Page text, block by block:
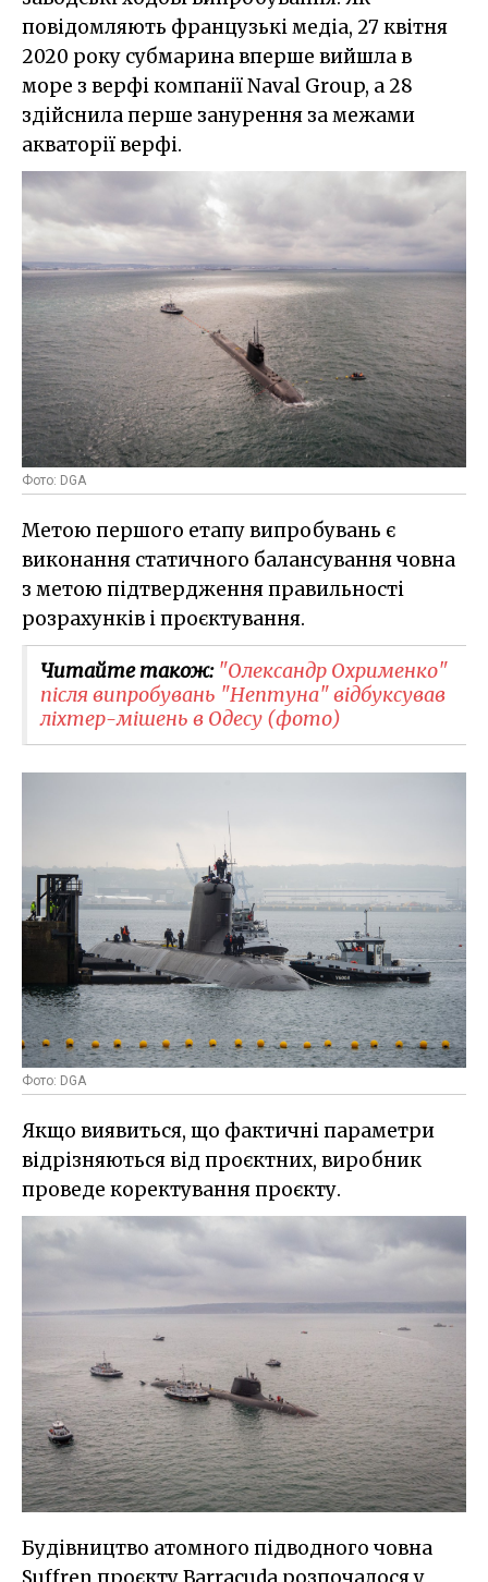
повідомляють французькі медіа, 27 квітня
2020 року субмарина вперше вийшла в
море з верфі компанії Naval Group, а 28
здійснила перше занурення за межами
акваторії верфі.
Фото: DGA
Метою першого етапу випробувань є
виконання статичного балансування човна
з метою підтвердження правильності
розрахунків і проєктування.
Читайте також: "Олександр Охрименко"
після випробувань "Нептуна" відбуксував
ліхтер-мішень в Одесу (фото)
Фото: DGA
Якщо виявиться, що фактичні параметри
відрізняються від проєктних, виробник
проведе коректування проєкту.
Будівництво атомного підводного човна